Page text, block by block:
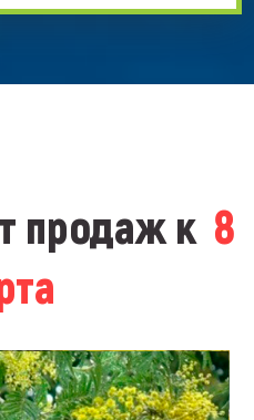
продаж к 8